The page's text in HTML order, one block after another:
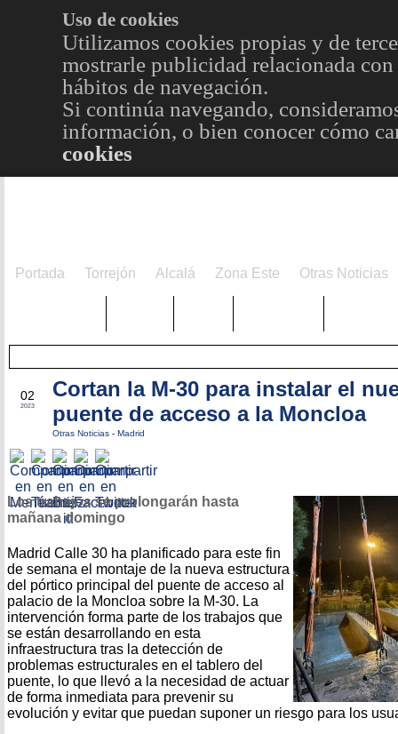
Uso de cookies
Utilizamos cookies propias y de
mostrarle publicidad relacionada
hábitos de navegación.
Si continúa navegando,
información, o bien conocer cómo
cookies
Portada Torrejón Alcalá Zona Este Otras Noticias
02
2023
Cortan la M-30 para instalar el
puente de acceso a la Moncloa
Otras Noticias - Madrid
Los trabajos se prolongarán hasta
mañana domingo
Madrid Calle 30 ha planificado para este fin
de semana el montaje de la nueva estructura
del pórtico principal del puente de acceso al
palacio de la Moncloa sobre la M-30. La
intervención forma parte de los trabajos que
se están desarrollando en esta
infraestructura tras la detección de
problemas estructurales en el tablero del
puente, lo que llevó a la necesidad de actuar
de forma inmediata para prevenir su
evolución y evitar que puedan suponer un riesgo para los